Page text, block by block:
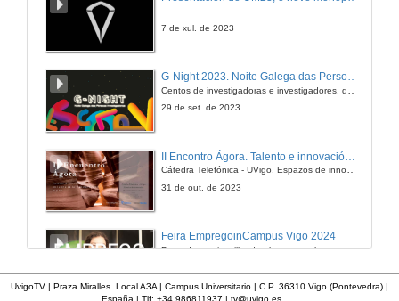
O CV Europass como recurso imprescindible para a mobilidade na formación e no emprego
A procura de emprego na Euro-Rexión Galicia-Norte de Portugal
Quenda de preguntas
7 de xul. de 2023
G-Night 2023. Noite Galega das Persoas Investigadoras. Conciencias creativas
29 de set. de 2023
Cátedra Telefónica - UVigo. Espazos de innovación
31 de out. de 2023
Feira EmpregoinCampus Vigo 2024
Preto de medio millar de alumnas e alumnos buscan coñecer máis de preto as oportunidades que lles achegan as arredor de medio cento de empresas que participan na edición viguesa da feira. Xunto coa visita aos stands, durante a feria desenvólvense varias actividades complementarias, como obradoiros, conversas, mesas redondas ou o pasaporte de empregabilidade, un espazo no que poderán recibir asesoramento sobre o seu CV.
UvigoTV | Praza Miralles. Local A3A | Campus Universitario | C.P. 36310 Vigo (Pontevedra) |
España | Tlf: +34 986811937 | tv@uvigo.es